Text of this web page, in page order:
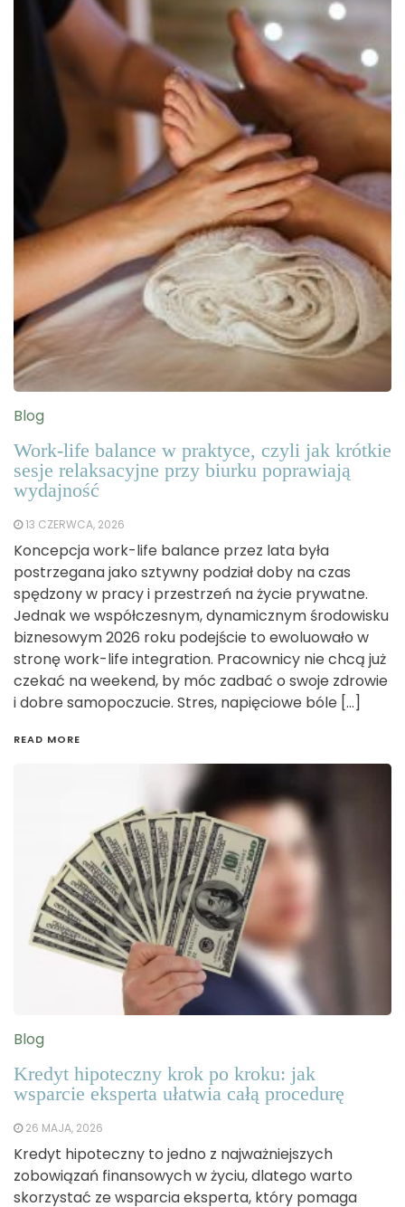
Blog
Work-life balance w praktyce, czyli jak krótkie
sesje relaksacyjne przy biurku poprawiają
wydajność
13 CZERWCA, 2026
Koncepcja work-life balance przez lata była
postrzegana jako sztywny podział doby na czas
spędzony w pracy i przestrzeń na życie prywatne.
Jednak we współczesnym, dynamicznym środowisku
biznesowym 2026 roku podejście to ewoluowało w
stronę work-life integration. Pracownicy nie chcą już
czekać na weekend, by móc zadbać o swoje zdrowie
i dobre samopoczucie. Stres, napięciowe bóle […]
READ MORE
Blog
Kredyt hipoteczny krok po kroku: jak
wsparcie eksperta ułatwia całą procedurę
26 MAJA, 2026
Kredyt hipoteczny to jedno z najważniejszych
zobowiązań finansowych w życiu, dlatego warto
skorzystać ze wsparcia eksperta, który pomaga